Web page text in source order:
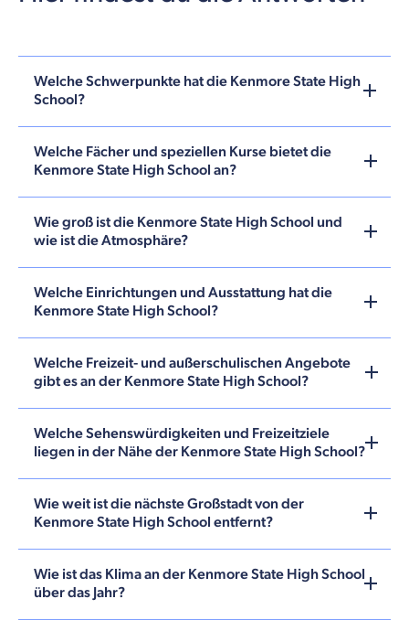
Welche Schwerpunkte hat die Kenmore State High
School?
Welche Fächer und speziellen Kurse bietet die
Kenmore State High School an?
Wie groß ist die Kenmore State High School und
wie ist die Atmosphäre?
Welche Einrichtungen und Ausstattung hat die
Kenmore State High School?
Welche Freizeit- und außerschulischen Angebote
gibt es an der Kenmore State High School?
Welche Sehenswürdigkeiten und Freizeitziele
liegen in der Nähe der Kenmore State High School?
Wie weit ist die nächste Großstadt von der
Kenmore State High School entfernt?
Wie ist das Klima an der Kenmore State High School
über das Jahr?